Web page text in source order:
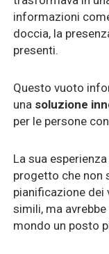
informazioni
doccia, la
presenti.
Questo vuoto
una soluzione
per le persone con
La sua
progetto che non
pianificazione dei
simili, ma
mondo un posto